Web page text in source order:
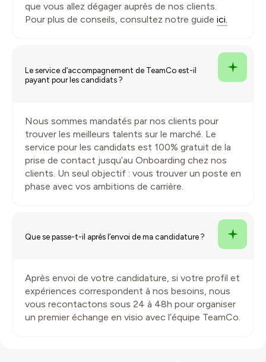
que vous allez dégager auprès de nos clients.
Pour plus de conseils, consultez notre guide ici.
Le service d’accompagnement de TeamCo est-il
payant pour les candidats ?
Nous sommes mandatés par nos clients pour
trouver les meilleurs talents sur le marché. Le
service pour les candidats est 100% gratuit de la
prise de contact jusqu’au Onboarding chez nos
clients. Un seul objectif : vous trouver un poste en
phase avec vos ambitions de carrière.
Que se passe-t-il après l’envoi de ma candidature ?
Après envoi de votre candidature, si votre profil et
expériences correspondent à nos besoins, nous
vous recontactons sous 24 à 48h pour organiser
un premier échange en visio avec l’équipe TeamCo.